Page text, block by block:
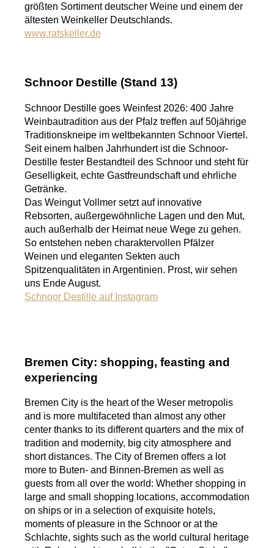
größten Sortiment deutscher Weine und einem der
ältesten Weinkeller Deutschlands.
www.ratskeller.de
Schnoor Destille (Stand 13)
Schnoor Destille goes Weinfest 2026: 400 Jahre
Weinbautradition aus der Pfalz treffen auf 50jährige
Traditionskneipe im weltbekannten Schnoor Viertel.
Seit einem halben Jahrhundert ist die Schnoor-
Destille fester Bestandteil des Schnoor und steht für
Geselligkeit, echte Gastfreundschaft und ehrliche
Getränke.
Das Weingut Vollmer setzt auf innovative
Rebsorten, außergewöhnliche Lagen und den Mut,
auch außerhalb der Heimat neue Wege zu gehen.
So entstehen neben charaktervollen Pfälzer
Weinen und eleganten Sekten auch
Spitzenqualitäten in Argentinien. Prost, wir sehen
uns Ende August.
Schnoor Destille auf Instagram
Bremen City: shopping, feasting and
experiencing
Bremen City is the heart of the Weser metropolis
and is more multifaceted than almost any other
center thanks to its different quarters and the mix of
tradition and modernity, big city atmosphere and
short distances. The City of Bremen offers a lot
more to Buten- and Binnen-Bremen as well as
guests from all over the world: Whether shopping in
large and small shopping locations, accommodation
on ships or in a selection of exquisite hotels,
moments of pleasure in the Schnoor or at the
Schlachte, sights such as the world cultural heritage